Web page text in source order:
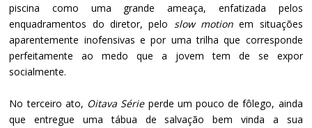
piscina como uma grande ameaça, enfatizada pelos
enquadramentos do diretor, pelo slow motionem situações
aparentemente inofensivas e por uma trilha que corresponde
perfeitamente ao medo que a jovem tem de se expor
socialmente.
No terceiro ato, Oitava Série perde um pouco de fôlego, ainda
que entregue uma tábua de salvação bem vinda a sua